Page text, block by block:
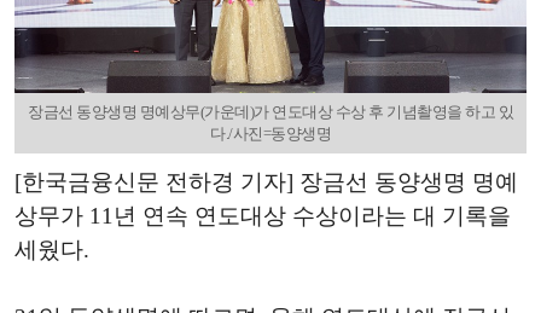
장금선 동양생명 명예상무(가운데)가 연도대상 수상 후 기념촬영을 하고 있
다./사진=동양생명
[한국금융신문 전하경 기자] 장금선 동양생명 명예
상무가 11년 연속 연도대상 수상이라는 대 기록을
세웠다.